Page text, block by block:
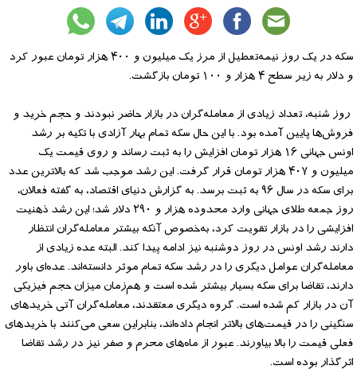
سکه در یک روز نیمه‌تعطیل از مرز یک میلیون و ۴۰۰ هزار تومان عبور کرد
و دلار به زیر سطح ۴ هزار و ۱۰۰ تومان بازگشت.
روز شنبه، تعداد زیادی از معامله‌گران در بازار حاضر نبودند و حجم خرید و
فروش‌ها پایین آمده بود. با این حال سکه تمام بهار آزادی با تکیه بر رشد
اونس جهانی ۱۶ هزار تومان افزایش را به ثبت رساند و روی قیمت یک
میلیون و ۴۰۷ هزار تومان قرار گرفت. این رشد موجب شد که بالاترین عدد
برای سکه در سال ۹۶ به ثبت برسد. به گزارش دنیای اقتصاد، به گفته فعالان،
روز جمعه طلای جهانی وارد محدوده هزار و ۲۹۰ دلار شد؛ این رشد ذهنیت
افزایشی را در بازار تقویت کرد، به‌خصوص آنکه بیشتر معامله‌گران انتظار
دارند رشد اونس در روز دوشنبه نیز ادامه پیدا کند. البته عده زیادی از
معامله‌گران عوامل دیگری را در رشد سکه تمام موثر دانسته‌اند. عده‌ای باور
دارند، تقاضا برای سکه بسیار بیشتر شده است و هم‌زمان میزان حجم فیزیکی
آن در بازار کم شده است. گروه دیگری معتقدند، معامله‌گران آتی خریدهای
سنگینی را در قیمت‌های بالاتر انجام داده‌اند، بنابراین سعی می‌کنند با خریدهای
فعلی قیمت را بالا بیاورند. عبور از ماه‌های محرم و صفر نیز در رشد تقاضا
اثرگذار بوده است.